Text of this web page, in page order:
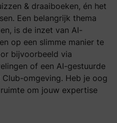
& draaiboeken, én het
Een belangrijk thema
is de inzet van AI-
op een slimme manier te
bijvoorbeeld via
of een AI-gestuurde
omgeving. Heb je oog
om jouw expertise